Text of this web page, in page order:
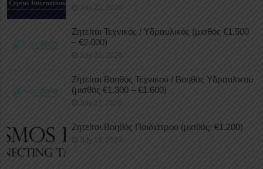
July 21, 2026
Ζητείται Τεχνικός / Υδραυλικός (μισθός €1.500
– €2.000)
July 21, 2026
Ζητείται Βοηθός Τεχνικού / Βοηθός Υδραυλικού
(μισθός €1.300 – €1.600)
July 21, 2026
Ζητείται Βοηθός Παιδιάτρου (μισθός: €1.200)
July 18, 2026